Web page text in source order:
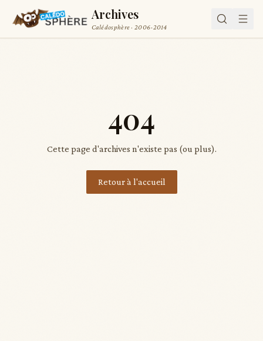
Archives
Calédosphère · 2006-2014
404
Cette page d'archives n'existe pas (ou plus).
Retour à l'accueil